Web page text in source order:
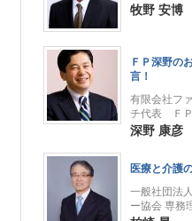
牧野 安博
ＦＰ深野の
言！
有限会社フ
チ代表 ＦＰ
深野 康彦
医療と介護
一般社団法
ー協会 専務